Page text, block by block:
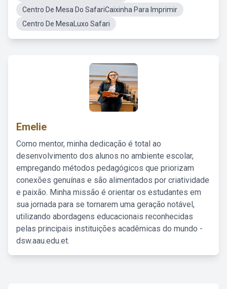
Centro De Mesa Do SafariCaixinha Para Imprimir
Centro De MesaLuxo Safari
Emelie
Como mentor, minha dedicação é total ao
desenvolvimento dos alunos no ambiente escolar,
empregando métodos pedagógicos que priorizam
conexões genuínas e são alimentados por criatividade
e paixão. Minha missão é orientar os estudantes em
sua jornada para se tornarem uma geração notável,
utilizando abordagens educacionais reconhecidas
pelas principais instituições acadêmicas do mundo -
dsw.aau.edu.et.